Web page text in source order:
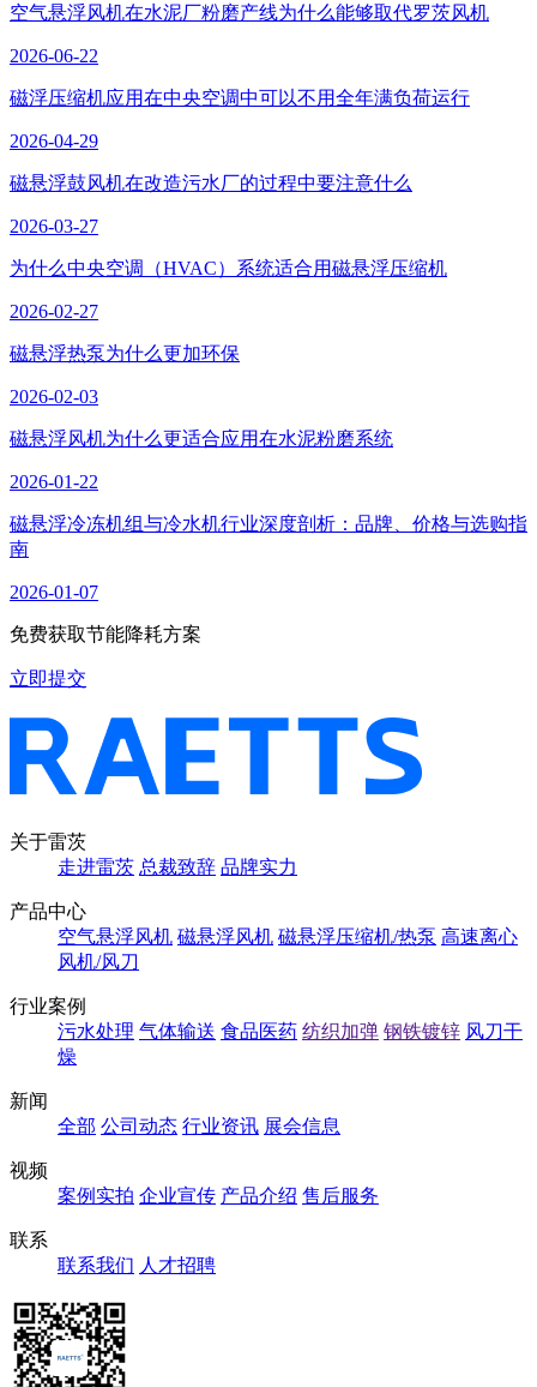
空气悬浮风机在水泥厂粉磨产线为什么能够取代罗茨风机
2026-06-22
磁浮压缩机应用在中央空调中可以不用全年满负荷运行
2026-04-29
磁悬浮鼓风机在改造污水厂的过程中要注意什么
2026-03-27
为什么中央空调（HVAC）系统适合用磁悬浮压缩机
2026-02-27
磁悬浮热泵为什么更加环保
2026-02-03
磁悬浮风机为什么更适合应用在水泥粉磨系统
2026-01-22
磁悬浮冷冻机组与冷水机行业深度剖析：品牌、价格与选购指
南
2026-01-07
免费获取节能降耗方案
立即提交
关于雷茨
走进雷茨 总裁致辞 品牌实力
产品中心
空气悬浮风机 磁悬浮风机 磁悬浮压缩机/热泵 高速离心
风机/风刀
行业案例
污水处理 气体输送 食品医药 纺织加弹 钢铁镀锌 风刀干
燥
新闻
全部 公司动态 行业资讯 展会信息
视频
案例实拍 企业宣传 产品介绍 售后服务
联系
联系我们 人才招聘